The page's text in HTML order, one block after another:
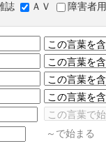
誌 ＡＶ 障害者用
～で始まる